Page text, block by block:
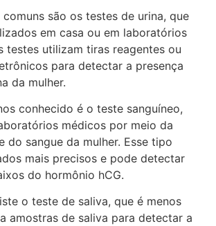
comuns são os testes de urina, que
em casa ou em laboratórios
testes utilizam tiras reagentes ou
para detectar a presença
da mulher.
conhecido é o teste sanguíneo,
médicos por meio da
do sangue da mulher. Esse tipo
mais precisos e pode detectar
do hormônio hCG.
o teste de saliva, que é menos
amostras de saliva para detectar a